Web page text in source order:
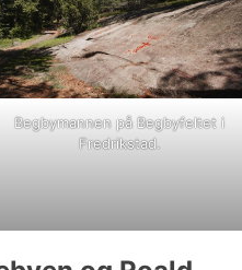
Begbymannen på Begbyfeltet i
Fredrikstad.